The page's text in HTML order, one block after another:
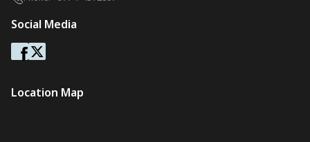
Social Media
Location Map